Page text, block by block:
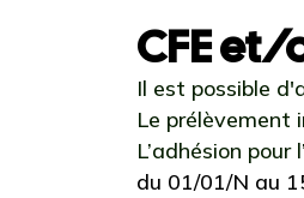
CFE et/
Il est possible
Le prélèvement
L’adhésion
du 01/01/N au